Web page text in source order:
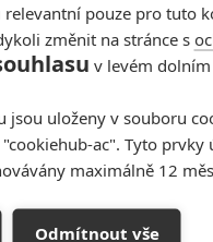
relevantní pouze pro tuto
změnit na stránce s
v levém
jsou uloženy v souboru
ac". Tyto prvky
maximálně 12
Odmítnout vše